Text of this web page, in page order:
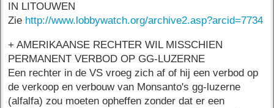
IN LITOUWEN
Zie http://www.lobbywatch.org/archive2.asp?arcid=7734
+ AMERIKAANSE RECHTER WIL MISSCHIEN
PERMANENT VERBOD OP GG-LUZERNE
Een rechter in de VS vroeg zich af of hij een verbod op
de verkoop en verbouw van Monsanto's gg-luzerne
(alfalfa) zou moeten opheffen zonder dat er een